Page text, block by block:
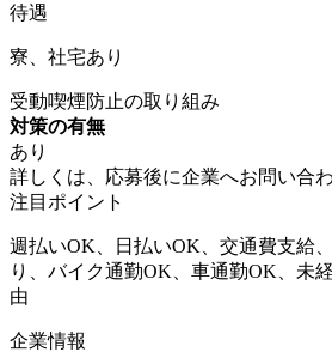
待遇
寮、社宅あり
受動喫煙防止の取り組み
対策の有無
あり
詳しくは、応募後に企業へお問い合
注目ポイント
週払いOK、日払いOK、交通費支給
り、バイク通勤OK、車通勤OK、未
由
企業情報